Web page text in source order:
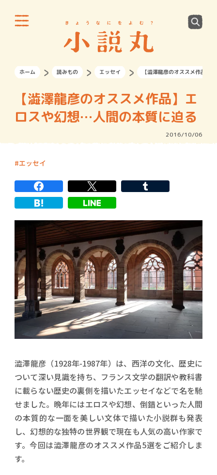
ホーム 読みもの エッセイ 【澁澤龍彦のオススメ作品】
【澁澤龍彦のオススメ作品】エ
ロスや幻想…人間の本質に迫る
2016/10/06
エッセイ
澁澤龍彦（1928年-1987年）は、西洋の文化、歴史に
ついて深い見識を持ち、フランス文学の翻訳や教科書
に載らない歴史の裏側を描いたエッセイなどで名を馳
せました。晩年にはエロスや幻想、倒錯といった人間
の本質的な一面を美しい文体で描いた小説群も発表
し、幻想的な独特の世界観で現在も人気の高い作家で
す。今回は澁澤龍彦のオススメ作品5選をご紹介しま
す。